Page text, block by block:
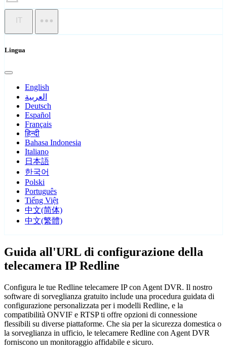
IT
Lingua
English
العربية
Deutsch
Español
Français
हिन्दी
Bahasa Indonesia
Italiano
日本語
한국어
Polski
Português
Tiếng Việt
中文(简体)
中文(繁體)
Guida all'URL di configurazione della
telecamera IP Redline
Configura le tue Redline telecamere IP con Agent DVR. Il nostro
software di sorveglianza gratuito include una procedura guidata di
configurazione personalizzata per i modelli Redline, e la
compatibilità ONVIF e RTSP ti offre opzioni di connessione
flessibili su diverse piattaforme. Che sia per la sicurezza domestica o
la sorveglianza in ufficio, le telecamere Redline con Agent DVR
forniscono un monitoraggio affidabile e sicuro.